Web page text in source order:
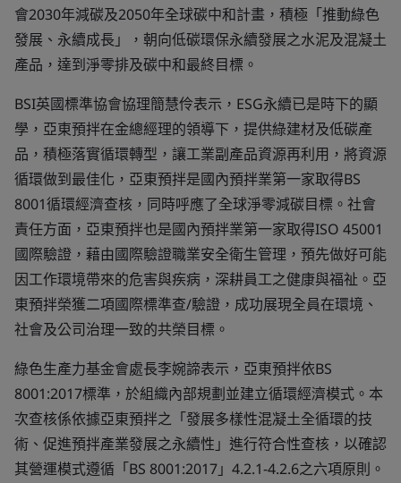
會2030年減碳及2050年全球碳中和計畫，積極「推動綠色
發展、永續成長」，朝向低碳環保永續發展之水泥及混凝土
產品，達到淨零排及碳中和最終目標。
BSI英國標準協會協理簡慧伶表示，ESG永續已是時下的顯
學，亞東預拌在金總經理的領導下，提供綠建材及低碳產
品，積極落實循環轉型，讓工業副產品資源再利用，將資源
循環做到最佳化，亞東預拌是國內預拌業第一家取得BS
8001循環經濟查核，同時呼應了全球淨零減碳目標。社會
責任方面，亞東預拌也是國內預拌業第一家取得ISO 45001
國際驗證，藉由國際驗證職業安全衛生管理，預先做好可能
因工作環境帶來的危害與疾病，深耕員工之健康與福祉。亞
東預拌榮獲二項國際標準查/驗證，成功展現全員在環境、
社會及公司治理一致的共榮目標。
綠色生產力基金會處長李婉諦表示，亞東預拌依BS
8001:2017標準，於組織內部規劃並建立循環經濟模式。本
次查核係依據亞東預拌之「發展多樣性混凝土全循環的技
術、促進預拌產業發展之永續性」進行符合性查核，以確認
其營運模式遵循「BS 8001:2017」4.2.1-4.2.6之六項原則。